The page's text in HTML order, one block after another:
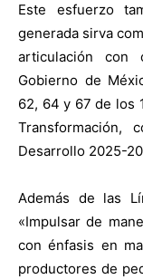
Este esfuerzo
generada sirva
articulación con
Gobierno de
62, 64 y 67 de los
Transformación,
Desarrollo 2025-
Además de las
«Impulsar de
con énfasis en
productores de